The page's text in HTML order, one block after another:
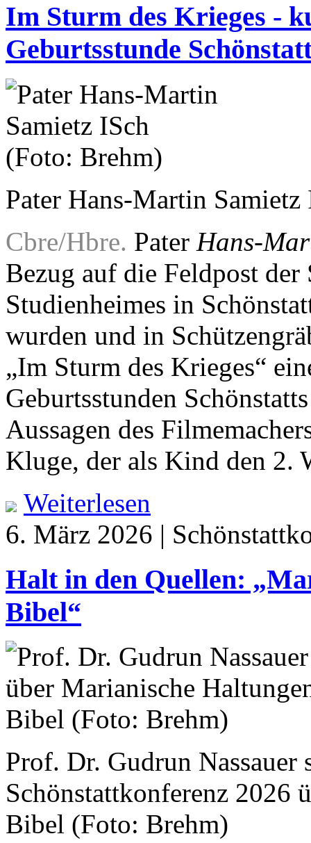
Im Sturm des Krieges -
Geburtsstunde
Pater Hans-Martin
Cbre/Hbre. Pater Hans-
Bezug auf die Feldpost der
Studienheimes in
wurden und in
„Im Sturm des Krieges“
Geburtsstunden
Aussagen des
Kluge, der als Kind den 2.
Weiterlesen
6. März 2026 |
Halt in den Quellen:
Bibel“
Prof. Dr. Gudrun Nassauer
Schönstattkonferenz 2026
Bibel (Foto: Brehm)